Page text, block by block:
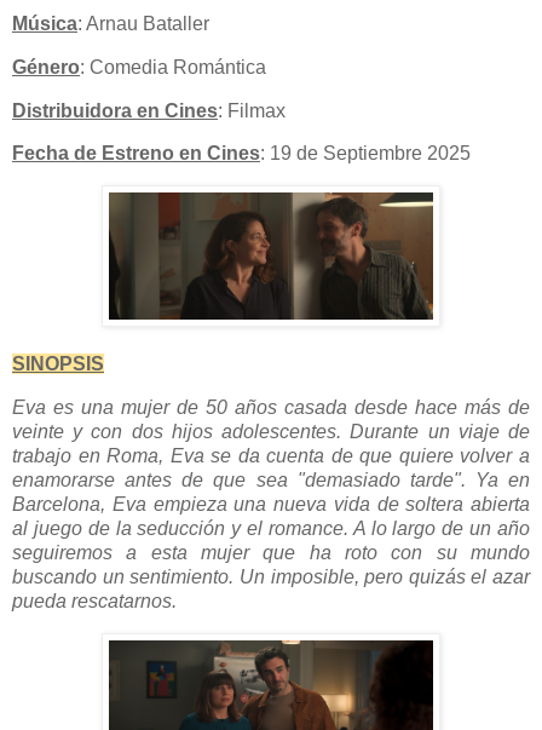
Música: Arnau Bataller
Género: Comedia Romántica
Distribuidora en Cines: Filmax
Fecha de Estreno en Cines: 19 de Septiembre 2025
SINOPSIS
Eva es una mujer de 50 años casada desde hace más de
veinte y con dos hijos adolescentes. Durante un viaje de
trabajo en Roma, Eva se da cuenta de que quiere volver a
enamorarse antes de que sea "demasiado tarde". Ya en
Barcelona, Eva empieza una nueva vida de soltera abierta
al juego de la seducción y el romance. A lo largo de un año
seguiremos a esta mujer que ha roto con su mundo
buscando un sentimiento. Un imposible, pero quizás el azar
pueda rescatarnos.